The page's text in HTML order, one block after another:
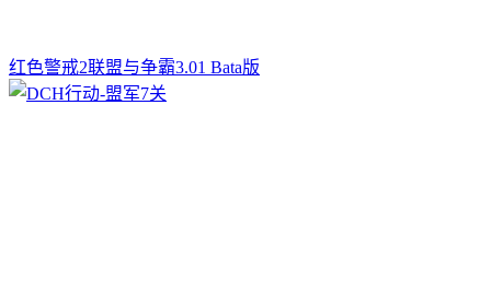
红色警戒2联盟与争霸3.01 Bata版